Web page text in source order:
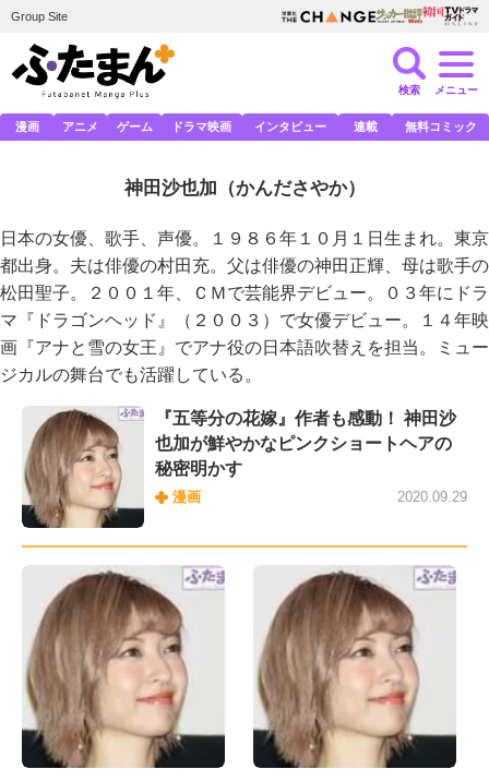
Group Site
検索 メニュー
漫画 アニメ ゲーム ドラマ映画 インタビュー 連載 無料コミック
神田沙也加 （かんださやか）
日本の女優、歌手、声優。１９８６年１０月１日生まれ。東京
都出身。夫は俳優の村田充。父は俳優の神田正輝、母は歌手の
松田聖子。２００１年、ＣＭで芸能界デビュー。０３年にドラ
マ『ドラゴンヘッド』（２００３）で女優デビュー。１４年映
画『アナと雪の女王』でアナ役の日本語吹替えを担当。ミュー
ジカルの舞台でも活躍している。
『五等分の花嫁』作者も感動！ 神田沙
也加が鮮やかなピンクショートヘアの
秘密明かす
漫画 2020.09.29